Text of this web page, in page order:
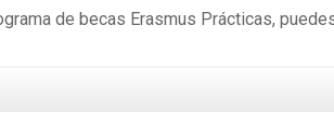
de becas Erasmus Prácticas,